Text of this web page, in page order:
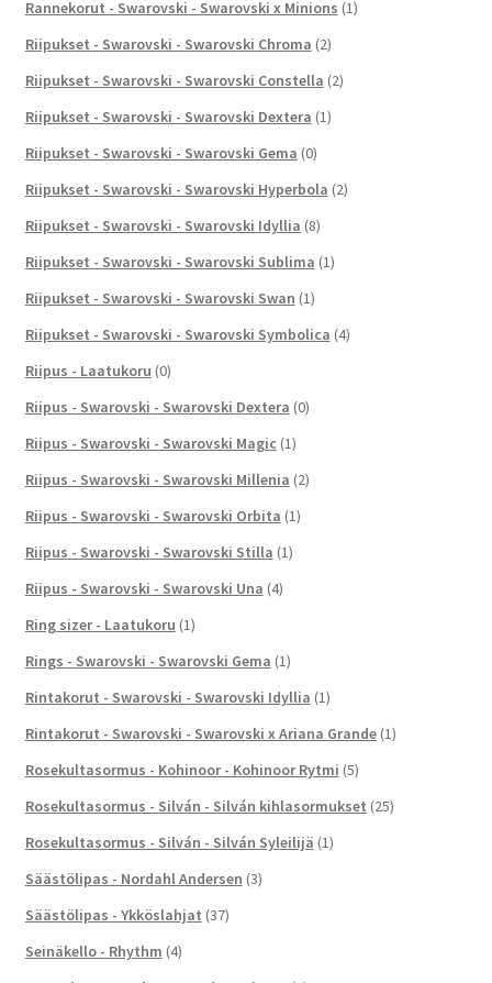
Rannekorut - Swarovski - Swarovski x Minions (1)
Riipukset - Swarovski - Swarovski Chroma (2)
Riipukset - Swarovski - Swarovski Constella (2)
Riipukset - Swarovski - Swarovski Dextera (1)
Riipukset - Swarovski - Swarovski Gema (0)
Riipukset - Swarovski - Swarovski Hyperbola (2)
Riipukset - Swarovski - Swarovski Idyllia (8)
Riipukset - Swarovski - Swarovski Sublima (1)
Riipukset - Swarovski - Swarovski Swan (1)
Riipukset - Swarovski - Swarovski Symbolica (4)
Riipus - Laatukoru (0)
Riipus - Swarovski - Swarovski Dextera (0)
Riipus - Swarovski - Swarovski Magic (1)
Riipus - Swarovski - Swarovski Millenia (2)
Riipus - Swarovski - Swarovski Orbita (1)
Riipus - Swarovski - Swarovski Stilla (1)
Riipus - Swarovski - Swarovski Una (4)
Ring sizer - Laatukoru (1)
Rings - Swarovski - Swarovski Gema (1)
Rintakorut - Swarovski - Swarovski Idyllia (1)
Rintakorut - Swarovski - Swarovski x Ariana Grande (1)
Rosekultasormus - Kohinoor - Kohinoor Rytmi (5)
Rosekultasormus - Silván - Silván kihlasormukset (25)
Rosekultasormus - Silván - Silván Syleilijä (1)
Säästölipas - Nordahl Andersen (3)
Säästölipas - Ykköslahjat (37)
Seinäkello - Rhythm (4)